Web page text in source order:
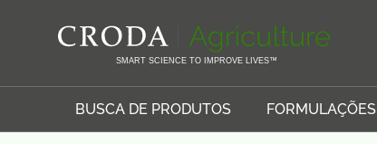
SMART SCIENCE TO IMPROVE LIVES™
BUSCA DE PRODUTOS FORMULAÇÕES
Página Inicial Termos e condições
Terms and Conditions